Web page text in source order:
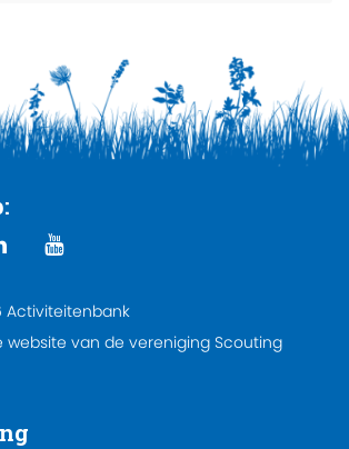
Activiteitenbank
website van de vereniging Scouting